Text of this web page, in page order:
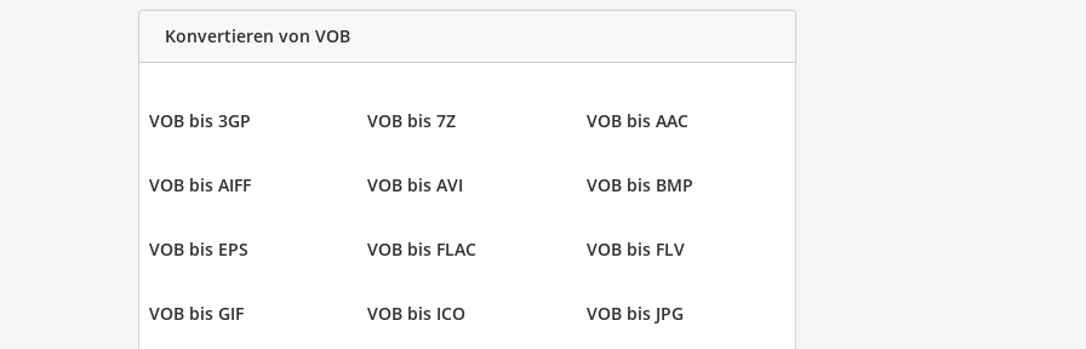
Konvertieren von VOB
VOB bis 3GP VOB bis 7Z VOB bis AAC
VOB bis AIFF VOB bis AVI VOB bis BMP
VOB bis EPS VOB bis FLAC VOB bis FLV
VOB bis GIF VOB bis ICO VOB bis JPG